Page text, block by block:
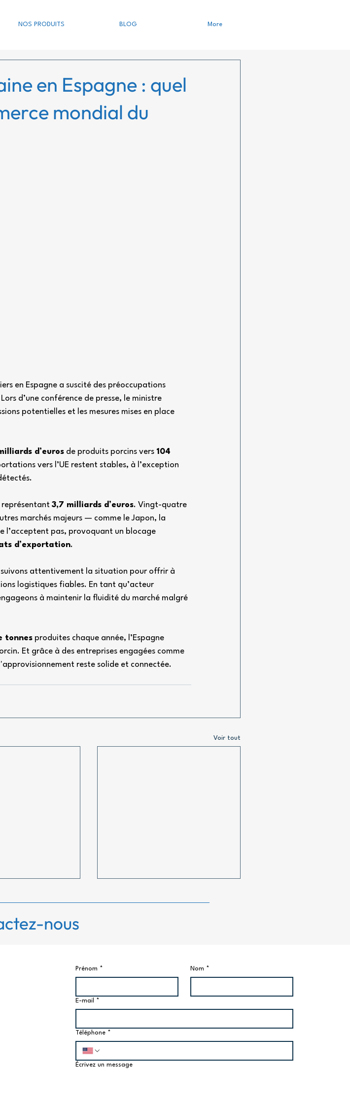
NOS PRODUITS BLOG More
en Espagne : quel
mondial du
en Espagne a suscité des préoccupations
d’une conférence de presse, le ministre
potentielles et les mesures mises en place
d’euros de produits porcins vers 104
vers l’UE restent stables, à l’exception
représentant 3,7 milliards d’euros. Vingt-quatre
marchés majeurs — comme le Japon, la
l’acceptent pas, provoquant un blocage
d’exportation.
suivons attentivement la situation pour offrir à
logistiques fiables. En tant qu’acteur
à maintenir la fluidité du marché malgré
tonnes produites chaque année, l’Espagne
Et grâce à des entreprises engagées comme
reste solide et connectée.
Voir tout
Perspectives du marché
tendances pour 2026
nous
Prénom * Nom *
E-mail *
Téléphone *
Écrivez un message